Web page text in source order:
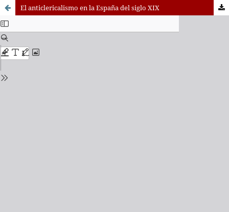
El anticlericalismo en la España del siglo XIX